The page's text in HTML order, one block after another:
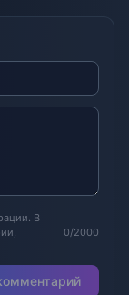
В
0/2000